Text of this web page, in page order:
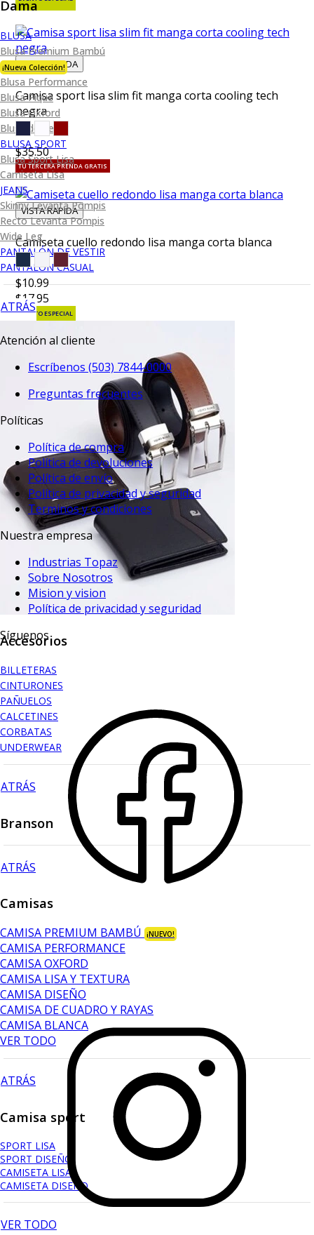
Dama
BLUSA
Blusa Premium Bambú
¡Nueva Colección!
Blusa Performance
Blusa Piqué
Blusa Oxford
Blusa de Vestir
BLUSA SPORT
Blusa Sport Lisa
Camiseta Lisa
JEANS
Skinny Levanta Pompis
Recto Levanta Pompis
Wide Leg
PANTALÓN DE VESTIR
PANTALÓN CASUAL
ATRÁS
Accesorios
BILLETERAS
CINTURONES
PAÑUELOS
CALCETINES
CORBATAS
UNDERWEAR
ATRÁS
Branson
ATRÁS
Camisas
CAMISA PREMIUM BAMBÚ ¡NUEVO!
CAMISA PERFORMANCE
CAMISA OXFORD
CAMISA LISA Y TEXTURA
CAMISA DISEÑO
CAMISA DE CUADRO Y RAYAS
CAMISA BLANCA
VER TODO
ATRÁS
Camisa sport
SPORT LISA
SPORT DISEÑO
CAMISETA LISA
CAMISETA DISEÑO
VER TODO
VISTA RAPIDA
Camisa sport lisa slim fit manga corta cooling tech
negra
$35.50
TU TERCERA PRENDA GRATIS
VISTA RAPIDA
Camiseta cuello redondo lisa manga corta blanca
$10.99
$17.95
EVENTO ESPECIAL
Atención al cliente
Escríbenos (503) 7844-0000
Preguntas frecuentes
Políticas
Política de compra
Política de devoluciones
Política de envío
Política de privacidad y seguridad
Terminos y condiciones
Nuestra empresa
Industrias Topaz
Sobre Nosotros
Mision y vision
Política de privacidad y seguridad
Síguenos